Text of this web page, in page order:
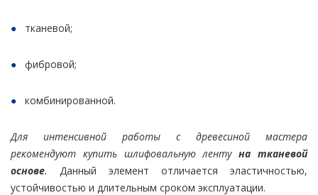
тканевой;
фибровой;
комбинированной.
Для интенсивной работы с древесиной мастера
рекомендуют купить шлифовальную лентуна тканевой
основе.
Данный элемент отличается эластичностью,
устойчивостью и длительным сроком эксплуатации.